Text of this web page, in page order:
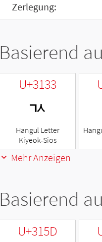
Zerlegung:
Basierend
U+3133
ㄳ
Hangul Letter
Kiyeok-Sios
Mehr Anzeigen
Basierend
U+315D